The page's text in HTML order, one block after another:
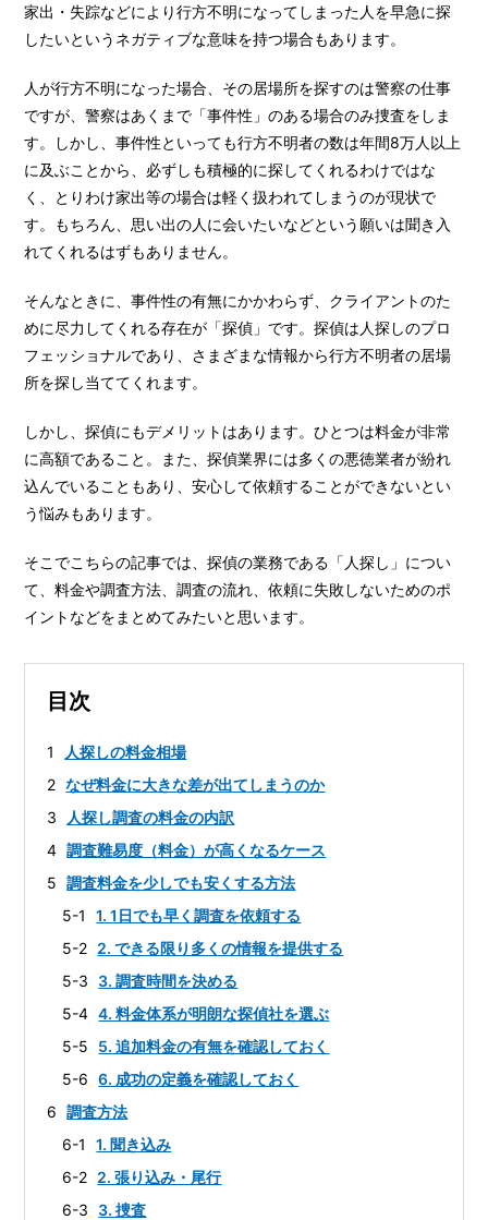
家出・失踪などにより行方不明になってしまった人を早急に探
したいというネガティブな意味を持つ場合もあります。
人が行方不明になった場合、その居場所を探すのは警察の仕事
ですが、警察はあくまで「事件性」のある場合のみ捜査をしま
す。しかし、事件性といっても行方不明者の数は年間8万人以上
に及ぶことから、必ずしも積極的に探してくれるわけではな
く、とりわけ家出等の場合は軽く扱われてしまうのが現状で
す。もちろん、思い出の人に会いたいなどという願いは聞き入
れてくれるはずもありません。
そんなときに、事件性の有無にかかわらず、クライアントのた
めに尽力してくれる存在が「探偵」です。探偵は人探しのプロ
フェッショナルであり、さまざまな情報から行方不明者の居場
所を探し当ててくれます。
しかし、探偵にもデメリットはあります。ひとつは料金が非常
に高額であること。また、探偵業界には多くの悪徳業者が紛れ
込んでいることもあり、安心して依頼することができないとい
う悩みもあります。
そこでこちらの記事では、探偵の業務である「人探し」につい
て、料金や調査方法、調査の流れ、依頼に失敗しないためのポ
イントなどをまとめてみたいと思います。
目次
1
人探しの料金相場
2 なぜ料金に大きな差が出てしまうのか
3
人探し調査の料金の内訳
4 調査難易度（料金）が高くなるケース
5
調査料金を少しでも安くする方法
5-1
1. 1日でも早く調査を依頼する
5-2 2. できる限り多くの情報を提供する
5-3
3. 調査時間を決める
5-4 4. 料金体系が明朗な探偵社を選ぶ
5-5
5. 追加料金の有無を確認しておく
5-6
6. 成功の定義を確認しておく
6
調査方法
6-1
1. 聞き込み
6-2 2. 張り込み・尾行
6-3
3. 捜査